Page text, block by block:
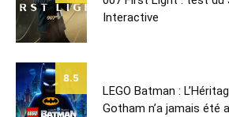
Interactive
8.5
LEGO Batman :
Gotham n’a jamais été